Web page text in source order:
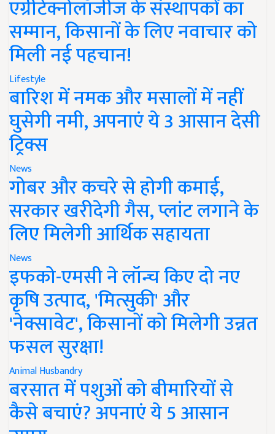
एग्रीटेक्नोलॉजीज के संस्थापकों का
सम्मान, किसानों के लिए नवाचार को
मिली नई पहचान!
Lifestyle
बारिश में नमक और मसालों में नहीं
घुसेगी नमी, अपनाएं ये 3 आसान देसी
ट्रिक्स
News
गोबर और कचरे से होगी कमाई,
सरकार खरीदेगी गैस, प्लांट लगाने के
लिए मिलेगी आर्थिक सहायता
News
इफको-एमसी ने लॉन्च किए दो नए
कृषि उत्पाद, 'मित्सुकी' और
'नेक्सावेट', किसानों को मिलेगी उन्नत
फसल सुरक्षा!
Animal Husbandry
बरसात में पशुओं को बीमारियों से
कैसे बचाएं? अपनाएं ये 5 आसान